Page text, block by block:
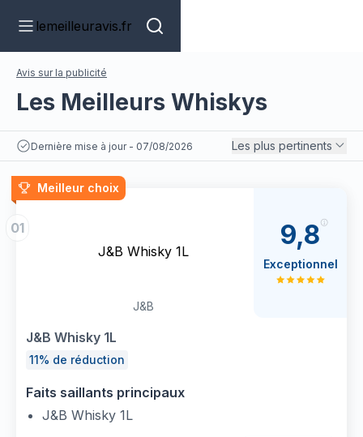
lemeilleuravis.fr
Avis sur la publicité
Les Meilleurs Whiskys
Dernière mise à jour - 07/08/2026 Les plus pertinents
Meilleur choix
01
J&B Whisky 1L
J&B
J&B Whisky 1L
11% de réduction
Faits saillants principaux
J&B Whisky 1L
9,8
Exceptionnel